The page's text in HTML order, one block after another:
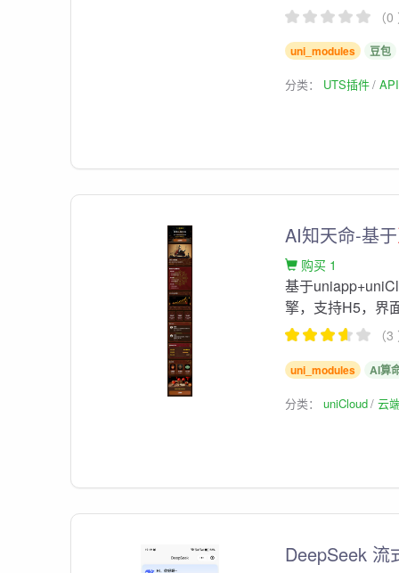
（
uni_modules 豆包
分类： UTS插件
AI知天命-基于
购买 1
基于
擎，支持H5，界
（
uni_modules AI算
分类：uniCloud 云
DeepSeek 流